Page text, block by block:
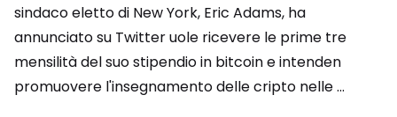
sindaco eletto di New York, Eric Adams, ha
annunciato su Twitter uole ricevere le prime tre
mensilità del suo stipendio in bitcoin e intenden
promuovere l'insegnamento delle cripto nelle ...